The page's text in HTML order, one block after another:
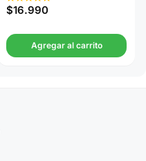
$16.990
Agregar al carrito